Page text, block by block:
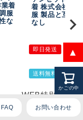
FAQ お問い合わせ
着
服
な
着 株式会社空調
服 製品と互換性
なし
即日発送
送料無料
WEB特別価格
19,305
問
問
▲
かごの中